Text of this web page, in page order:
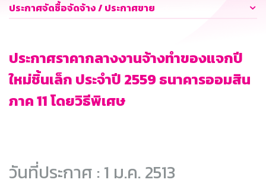
ประกาศจัดซื้อจัดจ้าง / ประกาศขาย
ประกาศราคากลางงานจ้างทำของแจกปี
ใหม่ชิ้นเล็ก ประจำปี 2559 ธนาคารออมสิน
ภาค 11 โดยวิธีพิเศษ
วันที่ประกาศ : 1 ม.ค. 2513